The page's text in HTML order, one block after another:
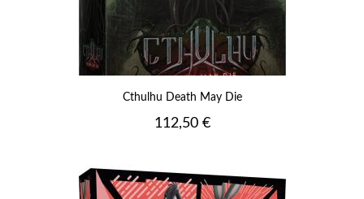
Cthulhu Death May Die
Prix
112,50 €